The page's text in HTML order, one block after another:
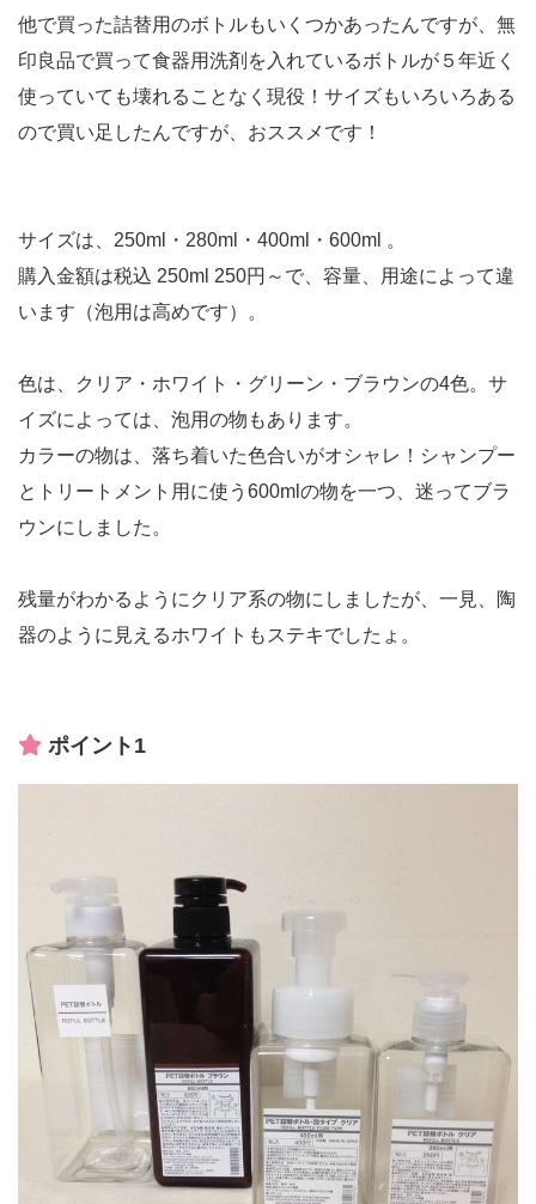
他で買った詰替用のボトルもいくつかあったんですが、無
印良品で買って食器用洗剤を入れているボトルが５年近く
使っていても壊れることなく現役！サイズもいろいろある
ので買い足したんですが、おススメです！
サイズは、250ml・280ml・400ml・600ml 。
購入金額は税込 250ml 250円～で、容量、用途によって違
います（泡用は高めです）。
色は、クリア・ホワイト・グリーン・ブラウンの4色。サ
イズによっては、泡用の物もあります。
カラーの物は、落ち着いた色合いがオシャレ！シャンプー
とトリートメント用に使う600mlの物を一つ、迷ってブラ
ウンにしました。
残量がわかるようにクリア系の物にしましたが、一見、陶
器のように見えるホワイトもステキでしたょ。
ポイント1